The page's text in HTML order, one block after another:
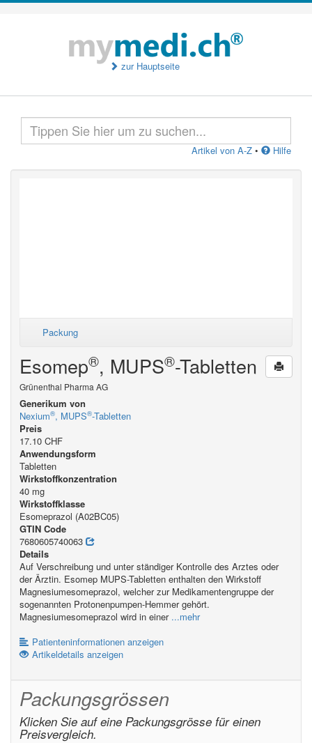
zur Hauptseite
Artikel von A-Z • Hilfe
Packung
Esomep®, MUPS®-Tabletten
Grünenthal Pharma AG
Generikum von
Nexium®, MUPS®-Tabletten
Preis
17.10 CHF
Anwendungsform
Tabletten
Wirkstoffkonzentration
40 mg
Wirkstoffklasse
Esomeprazol (A02BC05)
GTIN Code
7680605740063
Details
Auf Verschreibung und unter ständiger Kontrolle des Arztes oder
der Ärztin. Esomep MUPS-Tabletten enthalten den Wirkstoff
Magnesiumesomeprazol, welcher zur Medikamentengruppe der
sogenannten Protonenpumpen-Hemmer gehört.
Magnesiumesomeprazol wird in einer ...mehr
Patienteninformationen anzeigen
Artikeldetails anzeigen
Packungsgrössen
Klicken Sie auf eine Packungsgrösse für einen
Preisvergleich.